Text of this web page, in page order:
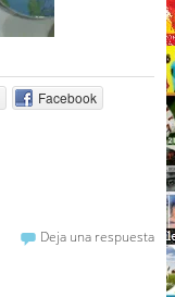
Facebook
Deja una respuesta